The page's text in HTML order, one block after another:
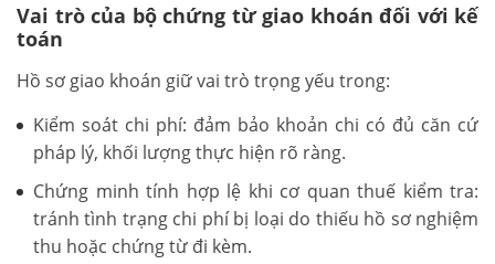
Vai trò của bộ chứng từ giao khoán đối với kế
toán
Hồ sơ giao khoán giữ vai trò trọng yếu trong:
Kiểm soát chi phí: đảm bảo khoản chi có đủ căn cứ
pháp lý, khối lượng thực hiện rõ ràng.
Chứng minh tính hợp lệ khi cơ quan thuế kiểm tra:
tránh tình trạng chi phí bị loại do thiếu hồ sơ nghiệm
thu hoặc chứng từ đi kèm.